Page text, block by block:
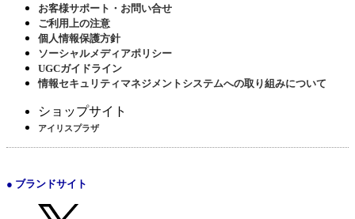
お客様サポート・お問い合せ
ご利用上の注意
個人情報保護方針
ソーシャルメディアポリシー
UGCガイドライン
情報セキュリティマネジメントシステムへの取り組みについて
ショップサイト
アイリスプラザ
● ブランドサイト